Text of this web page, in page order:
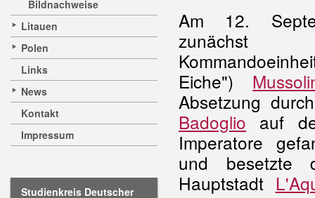
Bildnachweise
Litauen
Polen
Links
News
Kontakt
Impressum
Studienkreis Deutscher
Am 12.
zunächst
Eiche")
Absetzung
Badoglio auf
Imperatore
und besetzte
Hauptstadt